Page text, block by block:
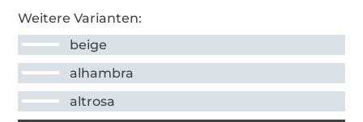
Weitere Varianten:
beige
alhambra
altrosa